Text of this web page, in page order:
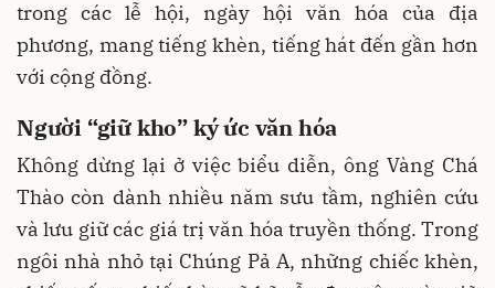
trong các lễ hội, ngày hội văn hóa của địa
phương, mang tiếng khèn, tiếng hát đến gần hơn
với cộng đồng.
Người “giữ kho” ký ức văn hóa
Không dừng lại ở việc biểu diễn, ông Vàng Chá
Thào còn dành nhiều năm sưu tầm, nghiên cứu
và lưu giữ các giá trị văn hóa truyền thống. Trong
ngôi nhà nhỏ tại Chúng Pả A, những chiếc khèn,